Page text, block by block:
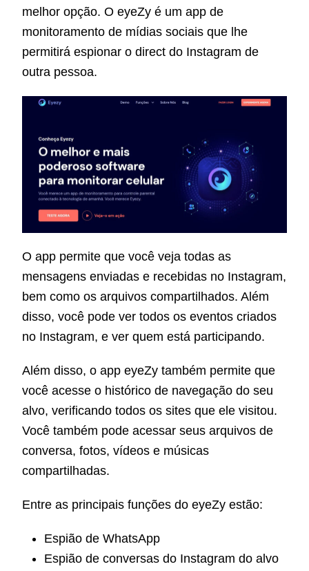
melhor opção. O eyeZy é um app de
monitoramento de mídias sociais que lhe
permitirá espionar o direct do Instagram de
outra pessoa.
O app permite que você veja todas as
mensagens enviadas e recebidas no Instagram,
bem como os arquivos compartilhados. Além
disso, você pode ver todos os eventos criados
no Instagram, e ver quem está participando.
Além disso, o app eyeZy também permite que
você acesse o histórico de navegação do seu
alvo, verificando todos os sites que ele visitou.
Você também pode acessar seus arquivos de
conversa, fotos, vídeos e músicas
compartilhadas.
Entre as principais funções do eyeZy estão:
Espião de WhatsApp
Espião de conversas do Instagram do alvo